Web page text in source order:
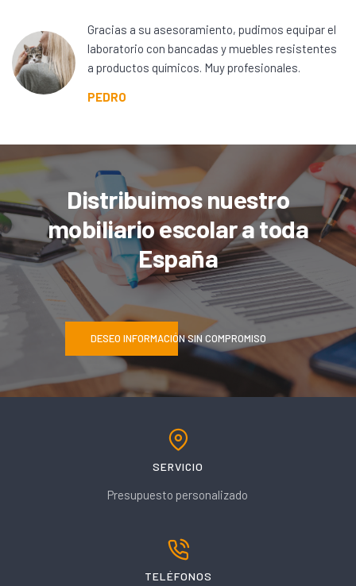
Gracias a su asesoramiento, pudimos equipar el
laboratorio con bancadas y muebles resistentes
a productos químicos. Muy profesionales.
PEDRO
Distribuimos nuestro
mobiliario escolar a toda
España
DESEO INFORMACIÓN SIN COMPROMISO
SERVICIO
Presupuesto personalizado
TELÉFONOS